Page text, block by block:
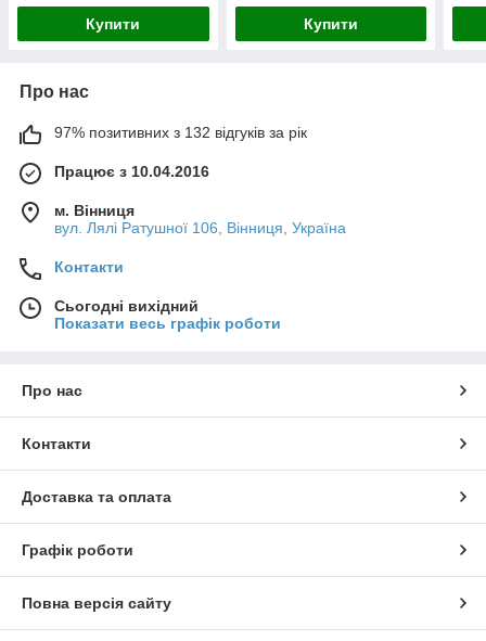
Купити Купити
Про нас
97% позитивних з 132 відгуків за рік
Працює з 10.04.2016
м. Вінниця
вул. Лялі Ратушної 106, Вінниця, Україна
Контакти
Сьогодні вихідний
Показати весь графік роботи
Про нас
Контакти
Доставка та оплата
Графік роботи
Повна версія сайту